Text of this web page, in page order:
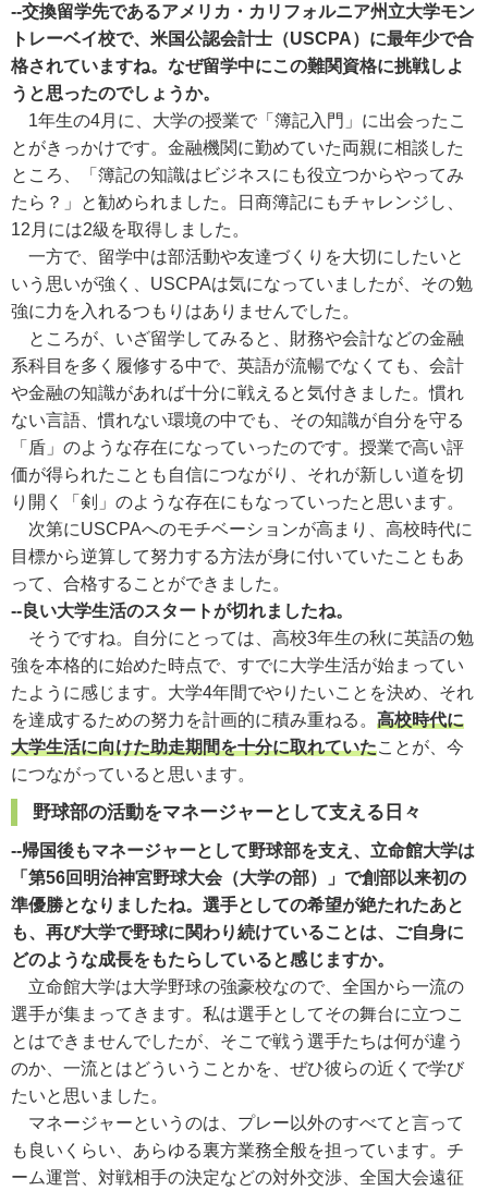
--交換留学先であるアメリカ・カリフォルニア州立大学モン
トレーベイ校で、米国公認会計士（USCPA）に最年少で合
格されていますね。なぜ留学中にこの難関資格に挑戦しよ
うと思ったのでしょうか。
1年生の4月に、大学の授業で「簿記入門」に出会ったこ
とがきっかけです。金融機関に勤めていた両親に相談した
ところ、「簿記の知識はビジネスにも役立つからやってみ
たら？」と勧められました。日商簿記にもチャレンジし、
12月には2級を取得しました。
一方で、留学中は部活動や友達づくりを大切にしたいと
いう思いが強く、USCPAは気になっていましたが、その勉
強に力を入れるつもりはありませんでした。
ところが、いざ留学してみると、財務や会計などの金融
系科目を多く履修する中で、英語が流暢でなくても、会計
や金融の知識があれば十分に戦えると気付きました。慣れ
ない言語、慣れない環境の中でも、その知識が自分を守る
「盾」のような存在になっていったのです。授業で高い評
価が得られたことも自信につながり、それが新しい道を切
り開く「剣」のような存在にもなっていったと思います。
次第にUSCPAへのモチベーションが高まり、高校時代に
目標から逆算して努力する方法が身に付いていたこともあ
って、合格することができました。
--良い大学生活のスタートが切れましたね。
そうですね。自分にとっては、高校3年生の秋に英語の勉
強を本格的に始めた時点で、すでに大学生活が始まってい
たように感じます。大学4年間でやりたいことを決め、それ
を達成するための努力を計画的に積み重ねる。 高校時代に
大学生活に向けた助走期間を十分に取れていたことが、今
につながっていると思います。
野球部の活動をマネージャーとして支える日々
--帰国後もマネージャーとして野球部を支え、立命館大学は
「第56回明治神宮野球大会（大学の部）」で創部以来初の
準優勝となりましたね。選手としての希望が絶たれたあと
も、再び大学で野球に関わり続けていることは、ご自身に
どのような成長をもたらしていると感じますか。
立命館大学は大学野球の強豪校なので、全国から一流の
選手が集まってきます。私は選手としてその舞台に立つこ
とはできませんでしたが、そこで戦う選手たちは何が違う
のか、一流とはどういうことかを、ぜひ彼らの近くで学び
たいと思いました。
マネージャーというのは、プレー以外のすべてと言って
も良いくらい、あらゆる裏方業務全般を担っています。チ
ーム運営、対戦相手の決定などの対外交渉、全国大会遠征